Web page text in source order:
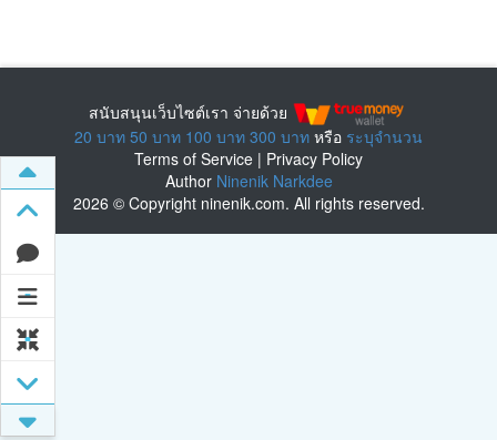
สนับสนุนเว็บไซต์เรา จ่ายด้วย
20 บาท 50 บาท 100 บาท 300 บาท หรือ ระบุจำนวน
Terms of Service | Privacy Policy
Author Ninenik Narkdee
2026 © Copyright ninenik.com. All rights reserved.